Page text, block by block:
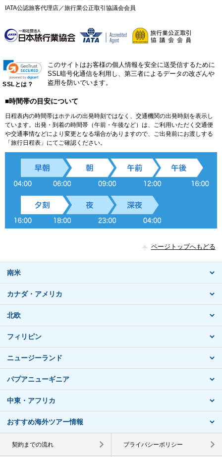
IATA公認旅客代理店／旅行業公正取引協議会会員
SSLとは？
このサイトはお客様の個人情報を安全に送受信するために
SSL暗号化通信を利用し、第三者によるデータの改ざんや
盗用を防いでいます。
■時間帯の目安について
日程表内の時間帯はホテルの出発時刻ではなく、交通機関の出発時刻を表示し
ています。出発・到着の時間帯（午前・午後など）は、ご利用いただく交通便
や交通事情などにより変更となる場合がありますので、ご出発前にお渡しする
「旅行日程表」にてご確認ください。
ページトップへもどる
南米
カナダ・アメリカ
北欧
フィリピン
ニュージーランド
パプアニューギニア
中東・アフリカ
おすすめ海外ツアー情報
契約までの流れ プライバシーポリシー